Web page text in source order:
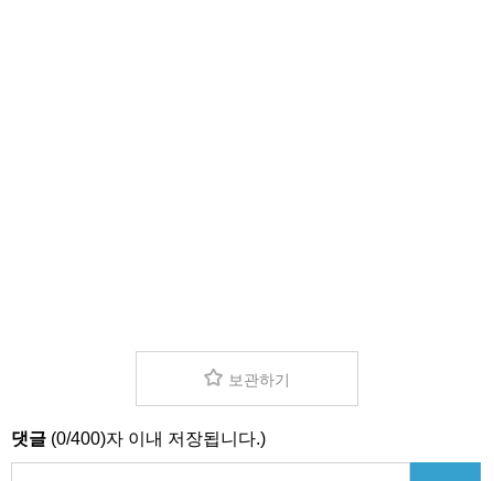
보관하기
댓글 (0/400)자 이내 저장됩니다.)